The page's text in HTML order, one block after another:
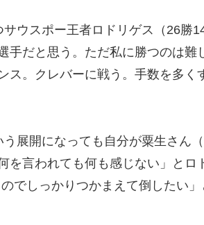
ウスポー王者ロドリゲス（26勝
手だと思う。ただ私に勝つのは難
ス。クレバーに戦う。手数を多く
展開になっても自分が粟生さん
を言われても何も感じない」とロ
でしっかりつかまえて倒したい